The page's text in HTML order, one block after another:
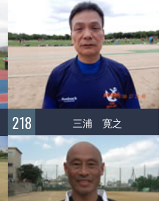
218 三浦 寛之